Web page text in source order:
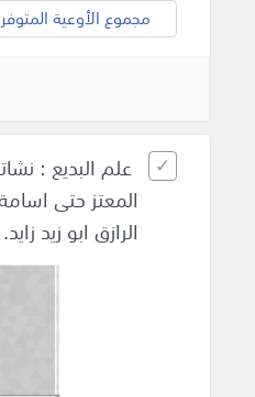
مجموع الأوعية
علم البديع :
المعتز حتى
الرازق ابو زيد زايد.